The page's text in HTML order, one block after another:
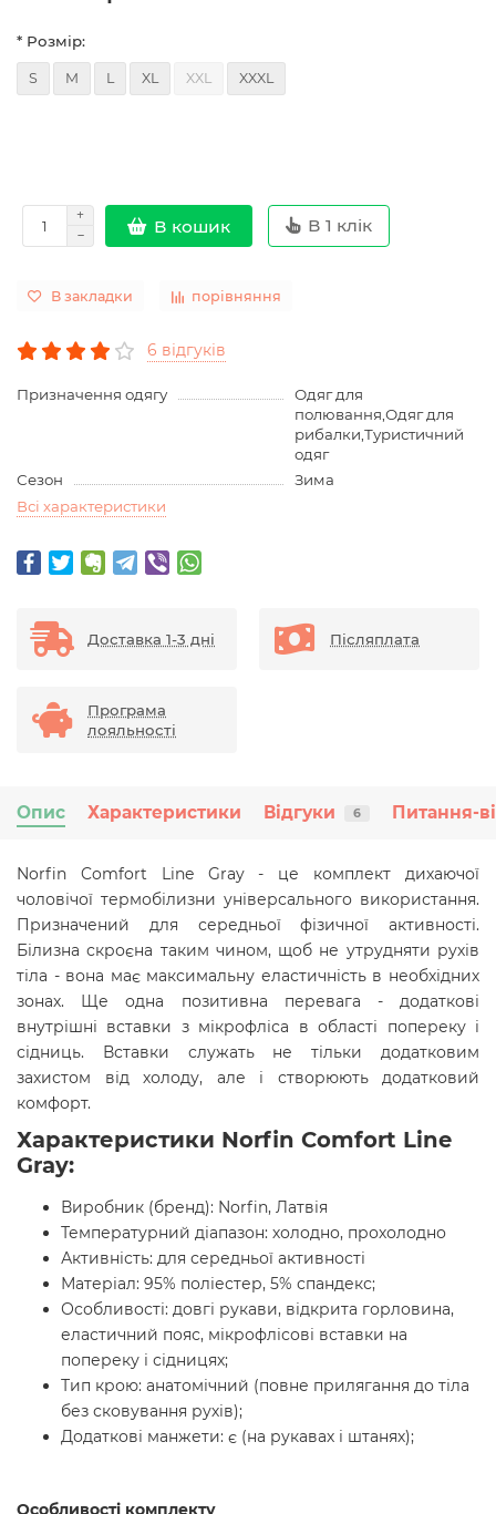
* Розмір:
S M L XL XXL XXXL
В кошик В 1 клік
В закладки порівняння
6 відгуків
Призначення одягу
Одяг для
полювання,Одяг для
рибалки,Туристичний
одяг
Сезон
Зима
Всі характеристики
Доставка 1-3 дні Післяплата
Програма
лояльності
Опис Характеристики Відгуки 6 Питання-
Norfin Comfort Line Gray - це комплект дихаючої
чоловічої термобілизни універсального використання.
Призначений для середньої фізичної активності.
Білизна скроєна таким чином, щоб не утрудняти рухів
тіла - вона має максимальну еластичність в необхідних
зонах. Ще одна позитивна перевага - додаткові
внутрішні вставки з мікрофліса в області попереку і
сідниць. Вставки служать не тільки додатковим
захистом від холоду, але і створюють додатковий
комфорт.
Характеристики Norfin Comfort Line
Gray:
Виробник (бренд): Norfin, Латвія
Температурний діапазон: холодно, прохолодно
Активність: для середньої активності
Матеріал: 95% поліестер, 5% спандекс;
Особливості: довгі рукави, відкрита горловина,
еластичний пояс, мікрофлісові вставки на
попереку і сідницях;
Тип крою: анатомічний (повне прилягання до тіла
без сковування рухів);
Додаткові манжети: є (на рукавах і штанях);
Особливості комплекту